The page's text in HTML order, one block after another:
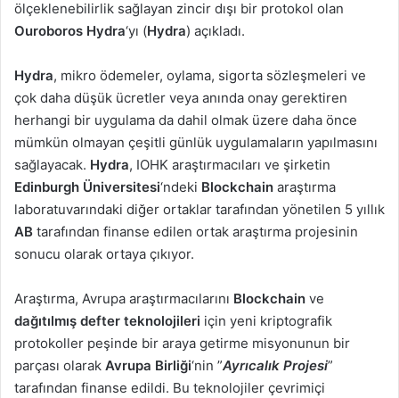
ölçeklenebilirlik sağlayan zincir dışı bir protokol olan
Ouroboros Hydra‘yı (Hydra) açıkladı.
Hydra, mikro ödemeler, oylama, sigorta sözleşmeleri ve
çok daha düşük ücretler veya anında onay gerektiren
herhangi bir uygulama da dahil olmak üzere daha önce
mümkün olmayan çeşitli günlük uygulamaların yapılmasını
sağlayacak. Hydra, IOHK araştırmacıları ve şirketin
Edinburgh Üniversitesi‘ndeki Blockchain araştırma
laboratuvarındaki diğer ortaklar tarafından yönetilen 5 yıllık
AB tarafından finanse edilen ortak araştırma projesinin
sonucu olarak ortaya çıkıyor.
Araştırma, Avrupa araştırmacılarını Blockchain ve
dağıtılmış defter teknolojileri için yeni kriptografik
protokoller peşinde bir araya getirme misyonunun bir
parçası olarak Avrupa Birliği‘nin ”Ayrıcalık Projesi”
tarafından finanse edildi. Bu teknolojiler çevrimiçi